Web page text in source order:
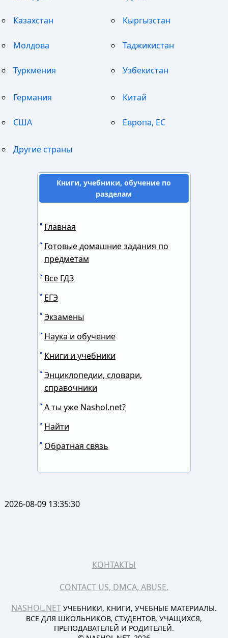
Казахстан Кыргызстан
Молдова Таджикистан
Туркмения Узбекистан
Германия Китай
США Европа, ЕС
Другие страны
Книги, учебники, обучение по
разделам
Главная
Готовые домашние задания по
предметам
Все ГДЗ
ЕГЭ
Экзамены
Наука и обучение
Книги и учебники
Энциклопедии, словари,
справочники
А ты уже Nashol.net?
Найти
Обратная связь
2026-08-09 13:35:30
КОНТАКТЫ
CONTACT US, DMCA, ABUSE.
NASHOL.NETУЧЕБНИКИ, КНИГИ, УЧЕБНЫЕ МАТЕРИАЛЫ.
ВСЕ ДЛЯ ШКОЛЬНИКОВ, СТУДЕНТОВ, УЧАЩИХСЯ,
ПРЕПОДАВАТЕЛЕЙ И РОДИТЕЛЕЙ.